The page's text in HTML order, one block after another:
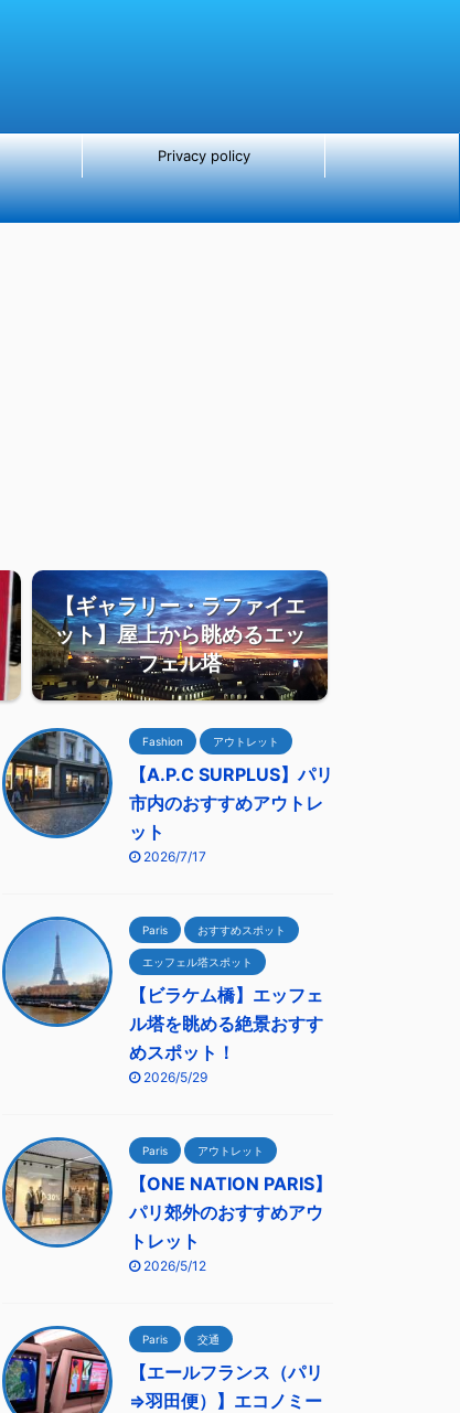
Privacy policy
【ギャラリー・ラファイエ
ット】屋上から眺めるエッ
フェル塔
Fashion アウトレット
【A.P.C SURPLUS】パリ
市内のおすすめアウトレ
ット
2026/7/17
Paris おすすめスポット
エッフェル塔スポット
【ビラケム橋】エッフェ
ル塔を眺める絶景おすす
めスポット！
2026/5/29
Paris アウトレット
【ONE NATION PARIS】
パリ郊外のおすすめアウ
トレット
2026/5/12
Paris 交通
【エールフランス（パリ
⇒羽田便）】エコノミー